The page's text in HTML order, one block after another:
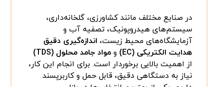
در صنایع مختلف مانند کشاورزی، گلخانه‌داری،
سیستم‌های هیدروپونیک، تصفیه آب و
آزمایشگاه‌های محیط زیست، اندازه‌گیری دقیق
هدایت الکتریکی (EC)
ومواد جامد محلول (TDS)
از اهمیت بالایی برخوردار است. برای انجام این کار،
نیاز به دستگاهی دقیق، قابل حمل و کاربرپسند